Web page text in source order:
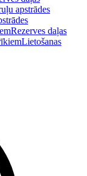
apstrādes
Rezerves daļas
Lietošanas